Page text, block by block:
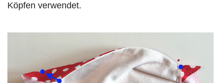
Köpfen verwendet.